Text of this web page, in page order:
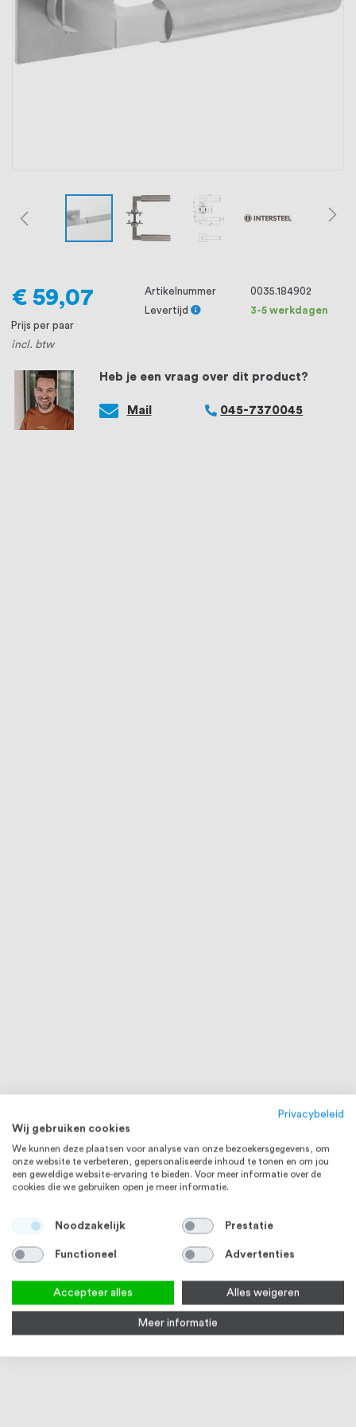
ons voorop, want we geloven dat een
goede relatie met onze klanten het
Heb je een vraag over dit product?
Mail 045-7370045
€ 59,07
Prijs per paar
incl. btw
Artikelnummer
0035.184902
Levertijd
3-5 werkdagen
RVS, ZWART EN WIT
Privacybeleid
Wij gebruiken cookies
We kunnen deze plaatsen voor analyse van onze bezoekersgegevens, om
onze website te verbeteren, gepersonaliseerde inhoud te tonen en om jou
een geweldige website-ervaring te bieden. Voor meer informatie over de
cookies die we gebruiken open je meer informatie.
Noodzakelijk Prestatie
Functioneel Advertenties
Accepteer alles Alles weigeren
Meer informatie